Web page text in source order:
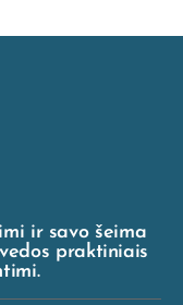
ir savo šeima
praktiniais